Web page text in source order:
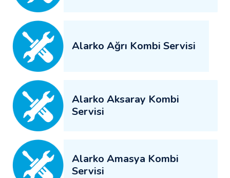
Alarko Ağrı Kombi Servisi
Alarko Aksaray Kombi
Servisi
Alarko Amasya Kombi
Servisi